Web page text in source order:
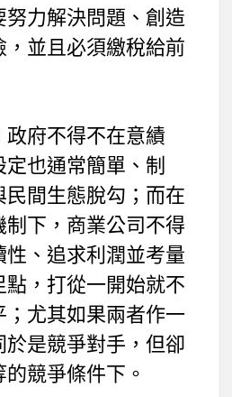
努力解決問題、創造
並且必須繳稅給前
府不得不在意績
也通常簡單、制
間生態脫勾；而在
下，商業公司不得
、追求利潤並考量
點，打從一開始就不
；尤其如果兩者作一
是競爭對手，但卻
競爭條件下。